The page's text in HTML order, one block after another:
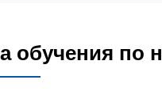
обучения по